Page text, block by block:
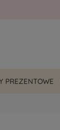
PREZENTOWE